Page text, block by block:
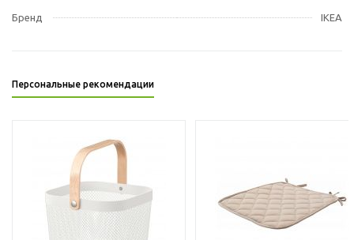
Бренд IKEA
Персональные рекомендации